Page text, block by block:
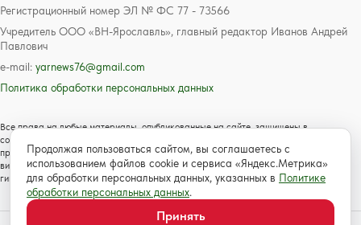
Регистрационный номер ЭЛ № ФС 77 - 73566
Учредитель ООО «ВН-Ярославль», главный редактор Иванов Андрей
Павлович
e-mail: yarnews76@gmail.com
Политика обработки персональных данных
Все права на любые материалы, опубликованные на сайте, защищены в
соответствии с российским и международным законодательством об авторском
праве и смежных правах. Любое использование текстовых, фото, аудио и
видеоматериалов возможно только с согласия правообладателя с обязательной
гиперссылкой на сайт https://www.yarnews.net; Для детей старше 16 лет.
Продолжая пользоваться сайтом, вы соглашаетесь с
использованием файлов cookie и сервиса «Яндекс.Метрика»
для обработки персональных данных, указанных в Политике
обработки персональных данных.
Принять